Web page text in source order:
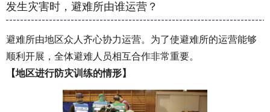
发生灾害时，避难所由谁运营？
避难所由地区众人齐心协力运营。为了使避难所的运营能够
顺利开展，全体避难人员相互合作非常重要。
【地区进行防灾训练的情形】